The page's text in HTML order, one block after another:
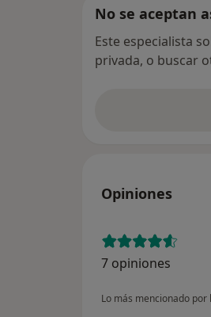
No se aceptan
Este especialista
privada, o buscar
Opiniones
7 opiniones
Lo más mencionado por